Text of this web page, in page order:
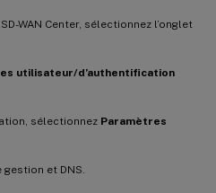
WAN Center, sélectionnez l’onglet
utilisateur/d’authentification
sélectionnez Paramètres
et DNS.